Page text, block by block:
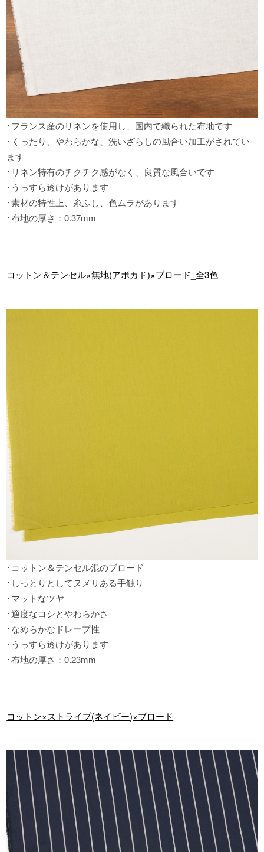
･フランス産のリネンを使用し
国内で織られた布地です
･くったり
、やわらかな 、洗いざらしの風合い加工がされてい
ます
･リネン特有のチクチク感がなく
良質な風合いです
･うっすら透けがあります
･素材の特性上
糸ふし 、色ムラがあります
･布地の厚さ ：0.37mm
コットン＆テンセル×無地(アボカド)×ブロード_全3色
･コットン＆テンセル混のブロード
･しっとりとしてヌメリある手触り
･マットなツヤ
･適度なコシとやわらかさ
･なめらかなドレープ性
･うっすら透けがあります
･布地の厚さ ：0.23mm
コットン×ストライプ(ネイビー)×ブロード